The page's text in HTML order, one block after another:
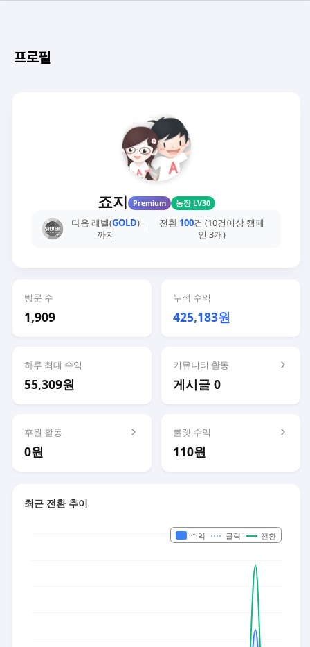
프로필
죠지 Premium 농장 LV30
다음 레벨(GOLD)
까지
전환 100건 (10건이상 캠페
인 3개)
방문 수
1,909
누적 수익
425,183원
하루 최대 수익
55,309원
커뮤니티 활동
게시글 0
후원 활동
0원
룰렛 수익
110원
최근 전환 추이